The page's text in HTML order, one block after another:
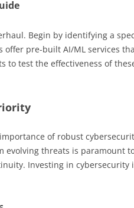
Begin by identifying a
pre-built AI/ML services
to test the effectiveness of
of robust
evolving threats is paramount
Investing in cybersecurity